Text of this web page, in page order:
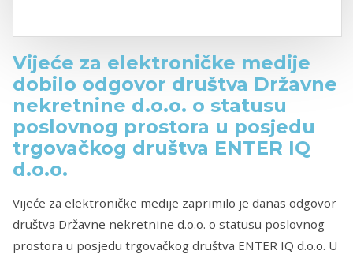
Vijeće za elektroničke medije
dobilo odgovor društva Državne
nekretnine d.o.o. o statusu
poslovnog prostora u posjedu
trgovačkog društva ENTER IQ
d.o.o.
Vijeće za elektroničke medije zaprimilo je danas odgovor
društva Državne nekretnine d.o.o. o statusu poslovnog
prostora u posjedu trgovačkog društva ENTER IQ d.o.o. U